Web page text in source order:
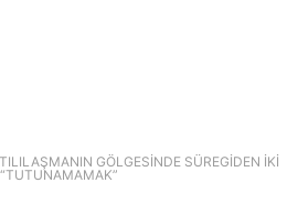
GÖLGESİNDE SÜREGİDEN İKİ